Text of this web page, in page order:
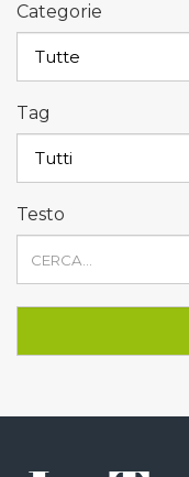
Categorie
Tag
Testo